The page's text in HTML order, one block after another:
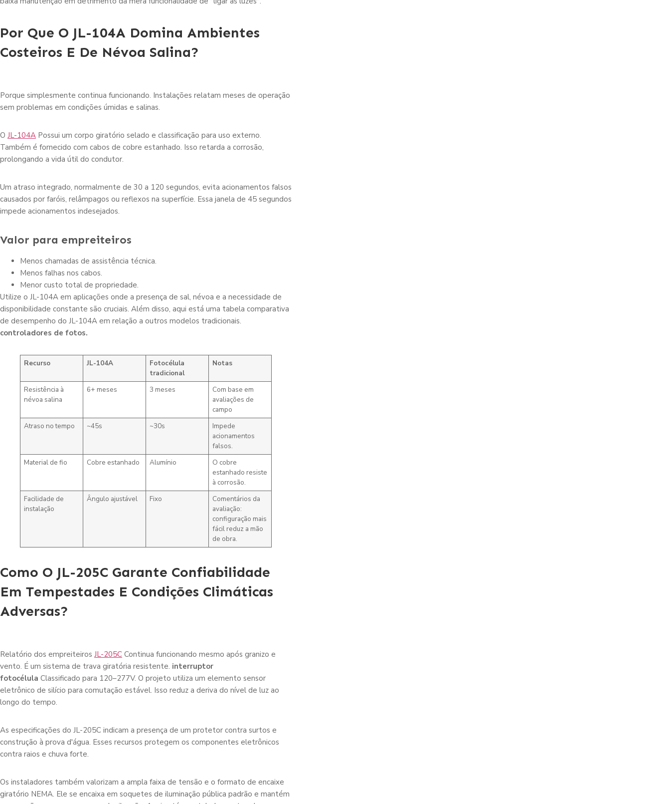
Por Que O JL-104A Domina Ambientes
Costeiros E De Névoa Salina?
Porque simplesmente continua funcionando. Instalações relatam meses de operação
sem problemas em condições úmidas e salinas.
O JL-104A Possui um corpo giratório selado e classificação para uso externo.
Também é fornecido com cabos de cobre estanhado. Isso retarda a corrosão,
prolongando a vida útil do condutor.
Um atraso integrado, normalmente de 30 a 120 segundos, evita acionamentos falsos
causados por faróis, relâmpagos ou reflexos na superfície. Essa janela de 45 segundos
impede acionamentos indesejados.
Valor para empreiteiros
Menos chamadas de assistência técnica.
Menos falhas nos cabos.
Menor custo total de propriedade.
Utilize o JL-104A em aplicações onde a presença de sal, névoa e a necessidade de
disponibilidade constante são cruciais. Além disso, aqui está uma tabela comparativa
de desempenho do JL-104A em relação a outros modelos tradicionais.
controladores de fotos.
Recurso JL-104A
Fotocélula
tradicional
Notas
Resistência à
névoa salina
6+ meses 3 meses
Com base em
avaliações de
campo
Atraso no tempo
~45s ~30s
Impede
acionamentos
falsos.
Material de fio
Cobre estanhado Alumínio
O cobre
estanhado resiste
à corrosão.
Facilidade de
instalação
Ângulo ajustável Fixo
Comentários da
avaliação:
configuração mais
fácil reduz a mão
de obra.
Como O JL-205C Garante Confiabilidade
Em Tempestades E Condições Climáticas
Adversas?
Relatório dos empreiteiros JL-205C Continua funcionando mesmo após granizo e
vento. É um sistema de trava giratória resistente. interruptor
fotocélula Classificado para 120–277V. O projeto utiliza um elemento sensor
eletrônico de silício para comutação estável. Isso reduz a deriva do nível de luz ao
longo do tempo.
As especificações do JL-205C indicam a presença de um protetor contra surtos e
construção à prova d'água. Esses recursos protegem os componentes eletrônicos
contra raios e chuva forte.
Os instaladores também valorizam a ampla faixa de tensão e o formato de encaixe
giratório NEMA. Ele se encaixa em soquetes de iluminação pública padrão e mantém